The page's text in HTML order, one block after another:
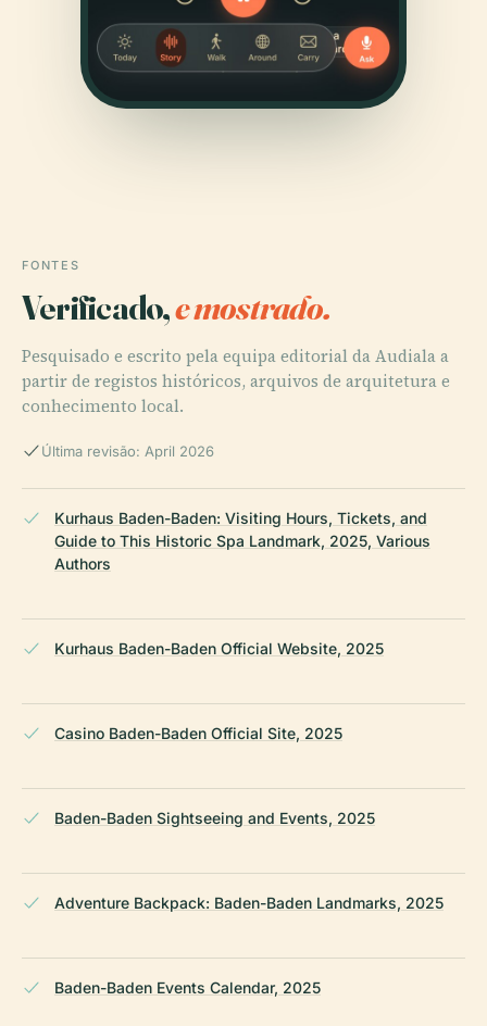
FONTES
Verificado,e mostrado.
Pesquisado e escrito pela equipa editorial da Audiala a
partir de registos históricos, arquivos de arquitetura e
conhecimento local.
Última revisão: April 2026
Kurhaus Baden-Baden: Visiting Hours, Tickets, and
Guide to This Historic Spa Landmark, 2025, Various
Authors
Kurhaus Baden-Baden Official Website, 2025
Casino Baden-Baden Official Site, 2025
Baden-Baden Sightseeing and Events, 2025
Adventure Backpack: Baden-Baden Landmarks, 2025
Baden-Baden Events Calendar, 2025